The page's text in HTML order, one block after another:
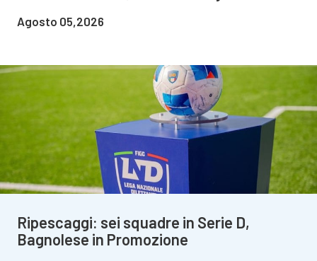
Agosto 05,2026
Ripescaggi: sei squadre in Serie D,
Bagnolese in Promozione